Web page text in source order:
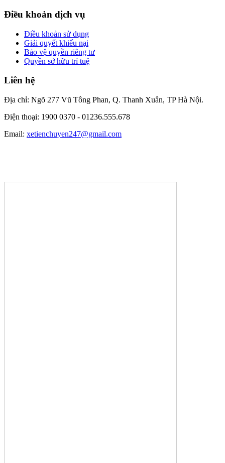
Điều khoản dịch vụ
Điều khoản sử dụng
Giải quyết khiếu nại
Bảo vệ quyền riêng tư
Quyền sở hữu trí tuệ
Liên hệ
Địa chỉ: Ngõ 277 Vũ Tông Phan, Q. Thanh Xuân, TP Hà Nội.
Điện thoại: 1900 0370 - 01236.555.678
Email: xetienchuyen247@gmail.com